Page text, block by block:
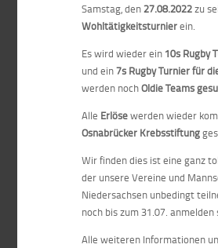
Samstag, den27.08.2022zu
Wohltätigkeitsturnierein.
Es wird wieder ein 10s Rugby
und ein7s Rugby Turnier für
werden nochOldie Teams
Alle Erlösewerden wieder
Osnabrücker Krebsstiftung
Wir finden dies ist eine ganz
der unsere Vereine und
Niedersachsen unbedingt
noch bis zum 31.07. anmelden
Alle weiteren Informationen